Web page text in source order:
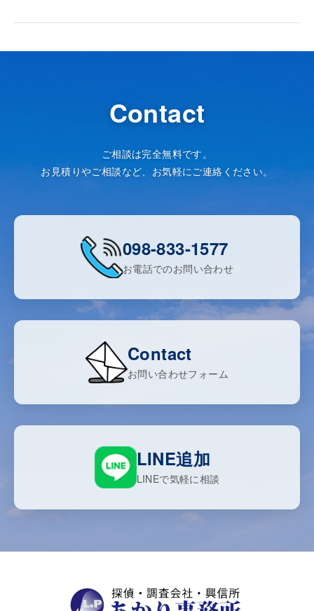
Contact
ご相談は完全無料です。
お見積りやご相談など、お気軽にご連絡ください。
098-833-1577
お電話でのお問い合わせ
Contact
お問い合わせフォーム
LINE追加
LINEで気軽に相談